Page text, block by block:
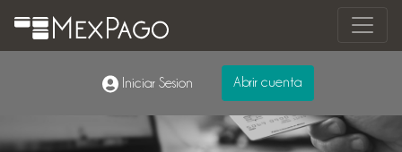
Iniciar Sesion Abrir cuenta